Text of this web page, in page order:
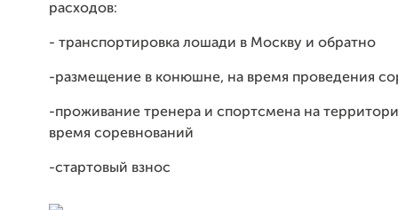
расходов:
- транспортировка лошади в Москву и обратно
-размещение в конюшне, на время проведения
-проживание тренера и спортсмена на
время соревнований
-стартовый взнос